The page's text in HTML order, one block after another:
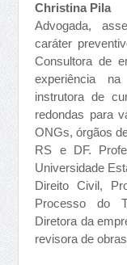
Christina Pila
Advogada,
caráter
Consultora de
experiência
instrutora de
redondas para
ONGs, órgãos
RS e DF.
Universidade
Direito Civil,
Processo do
Diretora da
revisora de